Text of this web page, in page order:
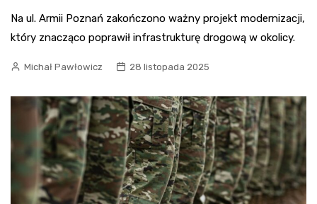
Na ul. Armii Poznań zakończono ważny projekt modernizacji,
który znacząco poprawił infrastrukturę drogową w okolicy.
Michał Pawłowicz 28 listopada 2025